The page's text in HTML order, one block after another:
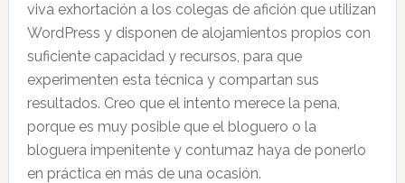
viva exhortación a los colegas de afición que utilizan
WordPress y disponen de alojamientos propios con
suficiente capacidad y recursos, para que
experimenten esta técnica y compartan sus
resultados. Creo que el intento merece la pena,
porque es muy posible que el bloguero o la
bloguera impenitente y contumaz haya de ponerlo
en práctica en más de una ocasión.